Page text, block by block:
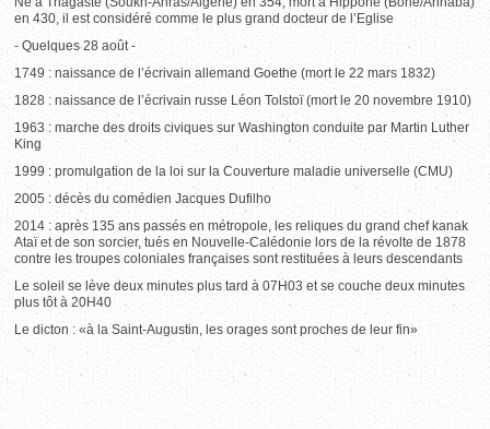
en 430, il est considéré comme le plus grand docteur de l’Eglise
- Quelques 28 août -
1749 : naissance de l’écrivain allemand Goethe (mort le 22 mars 1832)
1828 : naissance de l’écrivain russe Léon Tolstoï (mort le 20 novembre 1910)
1963 : marche des droits civiques sur Washington conduite par Martin Luther
King
1999 : promulgation de la loi sur la Couverture maladie universelle (CMU)
2005 : décès du comédien Jacques Dufilho
2014 : après 135 ans passés en métropole, les reliques du grand chef kanak
Ataï et de son sorcier, tués en Nouvelle-Calédonie lors de la révolte de 1878
contre les troupes coloniales françaises sont restituées à leurs descendants
Le soleil se lève deux minutes plus tard à 07H03 et se couche deux minutes
plus tôt à 20H40
Le dicton : «à la Saint-Augustin, les orages sont proches de leur fin»